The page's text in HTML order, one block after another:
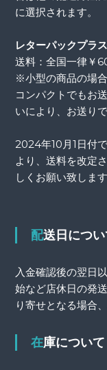
に選択されます。
レターパックプラ
送料：全国一律￥
※小型の商品の場
コンパクトでもお
いにより、お送り
2024年10月1日付
より、送料を改定
しくお願い致します
配送日につ
入金確認後の翌日
始など店休日の発
り寄せとなる場合
在庫について